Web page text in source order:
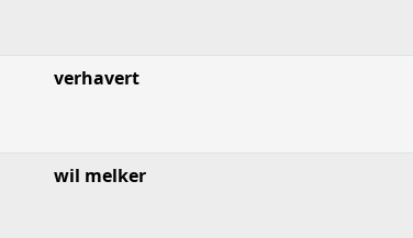
verhavert
wil melker